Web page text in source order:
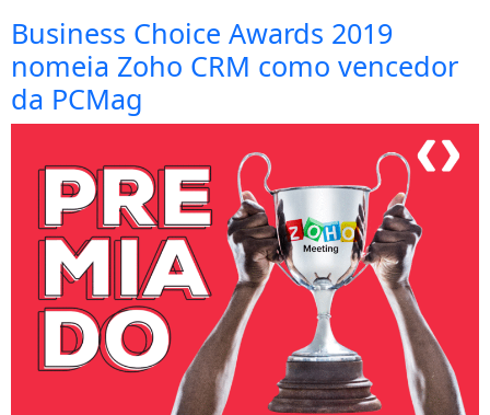
Business Choice Awards 2019
nomeia Zoho CRM como vencedor
da PCMag